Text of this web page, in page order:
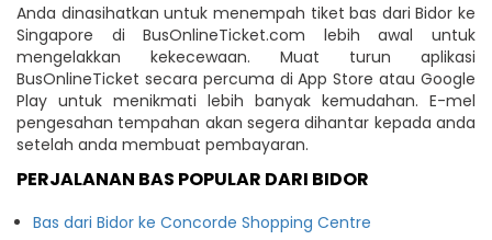
Anda dinasihatkan untuk menempah tiket bas dari Bidor ke
Singapore di BusOnlineTicket.com lebih awal untuk
mengelakkan kekecewaan. Muat turun aplikasi
BusOnlineTicket secara percuma di App Store atau Google
Play untuk menikmati lebih banyak kemudahan. E-mel
pengesahan tempahan akan segera dihantar kepada anda
setelah anda membuat pembayaran.
PERJALANAN BAS POPULAR DARI BIDOR
Bas dari Bidor ke Concorde Shopping Centre